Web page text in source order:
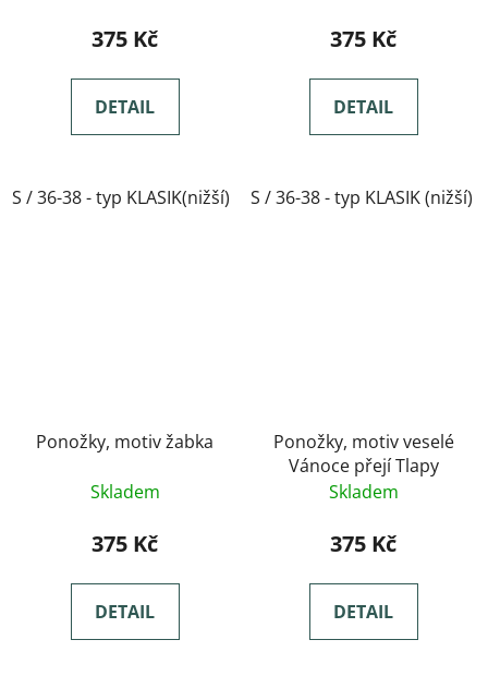
375 Kč
DETAIL
S / 36-38 - typ KLASIK(nižší) M / 39-41- typ KLASIK(nižší)
375 Kč
DETAIL
S / 36-38 - typ KLASIK (nižší)
Ponožky, motiv žabka
Skladem
375 Kč
DETAIL
Ponožky, motiv veselé
Vánoce přejí Tlapy
Skladem
375 Kč
DETAIL